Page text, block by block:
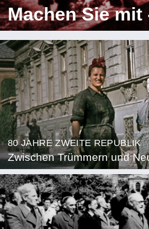
Machen Sie mit
80 JAHRE ZWEITE REPUBLIK
Zwischen Trümmern und